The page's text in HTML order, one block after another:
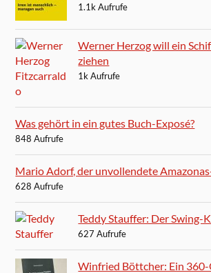
1.1k Aufrufe
Werner Herzog will ein
ziehen
1k Aufrufe
Was gehört in ein gutes Buch-Exposé?
848 Aufrufe
Mario Adorf, der unvollendete
628 Aufrufe
Teddy Stauffer: Der Swing-
627 Aufrufe
Winfried Böttcher: Ein